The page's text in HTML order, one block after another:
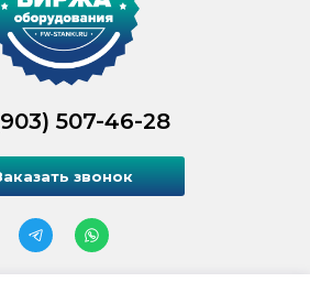
507-46-28
звонок